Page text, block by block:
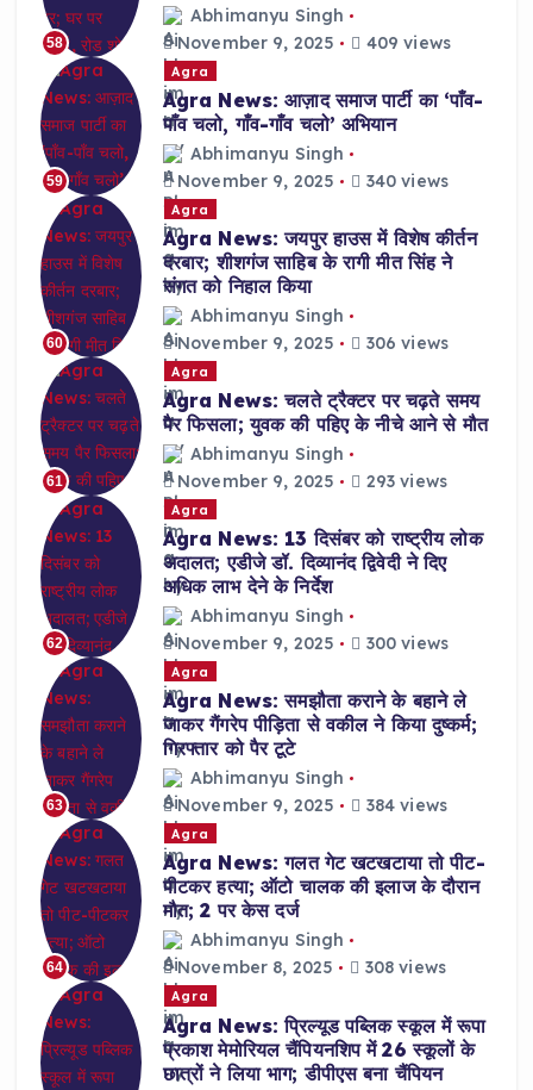
58
Abhimanyu Singh
November 9, 2025
409 views
59
Agra
Agra News: आज़ाद समाज पार्टी का ‘पाँव-
पाँव चलो, गाँव-गाँव चलो’ अभियान
Abhimanyu Singh
November 9, 2025
340 views
60
Agra
Agra News: जयपुर हाउस में विशेष कीर्तन
दरबार; शीशगंज साहिब के रागी मीत सिंह ने
संगत को निहाल किया
Abhimanyu Singh
November 9, 2025
306 views
61
Agra
Agra News: चलते ट्रैक्टर पर चढ़ते समय
पैर फिसला; युवक की पहिए के नीचे आने से मौत
Abhimanyu Singh
November 9, 2025
293 views
62
Agra
Agra News: 13 दिसंबर को राष्ट्रीय लोक
अदालत; एडीजे डॉ. दिव्यानंद द्विवेदी ने दिए
अधिक लाभ देने के निर्देश
Abhimanyu Singh
November 9, 2025
300 views
63
Agra
Agra News: समझौता कराने के बहाने ले
जाकर गैंगरेप पीड़िता से वकील ने किया दुष्कर्म;
गिरफ्तार को पैर टूटे
Abhimanyu Singh
November 9, 2025
384 views
64
Agra
Agra News: गलत गेट खटखटाया तो पीट-
पीटकर हत्या; ऑटो चालक की इलाज के दौरान
मौत; 2 पर केस दर्ज
Abhimanyu Singh
November 8, 2025
308 views
Agra
Agra News: प्रिल्यूड पब्लिक स्कूल में रूपा
प्रकाश मेमोरियल चैंपियनशिप में 26 स्कूलों के
छात्रों ने लिया भाग; डीपीएस बना चैंपियन